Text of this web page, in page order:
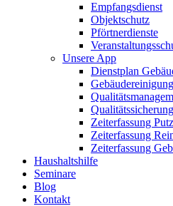
Empfangsdienst
Objektschutz
Pförtnerdienste
Unsere App
Dienstplan
Zeiterfassung
Zeiterfassung
Zeiterfassung
Haushaltshilfe
Seminare
Blog
Kontakt